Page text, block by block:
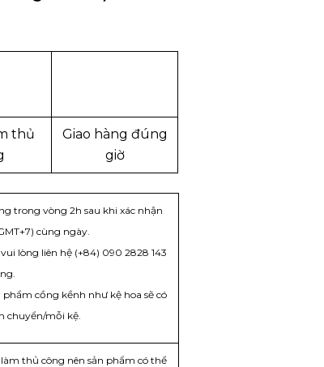
thủ
Giao hàng đúng
giờ
trong vòng 2h sau khi xác nhận
cùng ngày.
lòng liên hệ (+84) 090 2828 143
cồng kềnh như kệ hoa sẽ có
chuyển/mỗi kệ.
thủ công nên sản phẩm có thể